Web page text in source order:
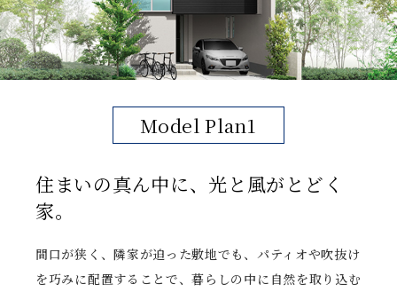
Model Plan1
住まいの真ん中に、光と風がとどく
家。
間口が狭く、隣家が迫った敷地でも、パティオや吹抜け
を巧みに配置することで、暮らしの中に自然を取り込む